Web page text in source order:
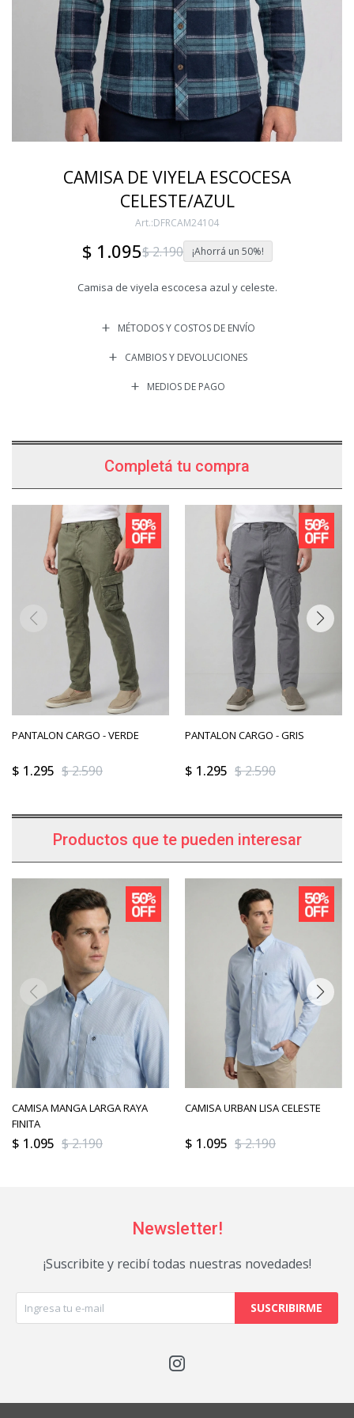
CAMISA DE VIYELA ESCOCESA
CELESTE/AZUL
DFRCAM24104
$ 1.095$2.190 50
Camisa de viyela escocesa azul y celeste.
MÉTODOS Y COSTOS DE ENVÍO
CAMBIOS Y DEVOLUCIONES
MEDIOS DE PAGO
Completá tu compra
PANTALON CARGO - VERDE
$ 1.295 $2.590
PANTALON CARGO - GRIS
$ 1.295 $2.590
Productos que te pueden interesar
CAMISA MANGA LARGA RAYA
FINITA
$ 1.095 $2.190
CAMISA URBAN LISA CELESTE
$ 1.095 $2.190
Newsletter!
¡Suscribite y recibí todas nuestras novedades!
SUSCRIBIRME
